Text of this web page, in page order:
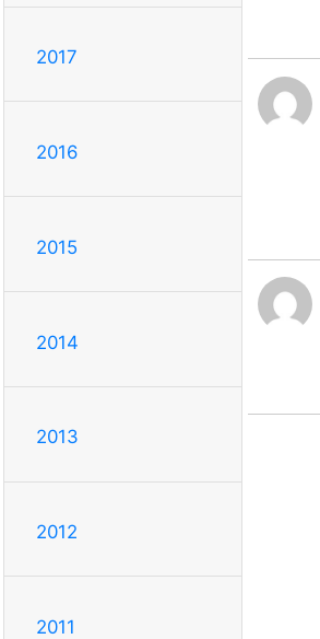
2017
2016
2015
2014
2013
2012
2011